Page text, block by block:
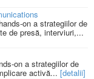
on a strategiilor de
de presă, interviuri,...
on a strategiilor de
activă... [detalii]